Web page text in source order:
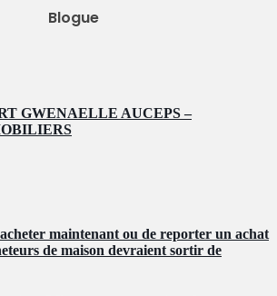
Blogue
GWENAELLE AUCEPS –
maintenant ou de reporter un achat
de maison devraient sortir de